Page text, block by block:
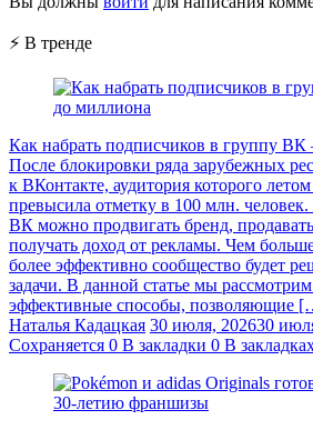
⚡ В тренде
Как набрать подписчиков в группу
После блокировки ряда зарубежных
к ВКонтакте, аудитория которого
превысила отметку в 100 млн.
ВК можно продвигать бренд,
получать доход от рекламы. Чем
более эффективно сообщество будет
задачи. В данной статье мы
эффективные способы, позволяющие
Наталья Кадацкая 30 июля, 202630
Сохраняется 0 В закладки 0 В